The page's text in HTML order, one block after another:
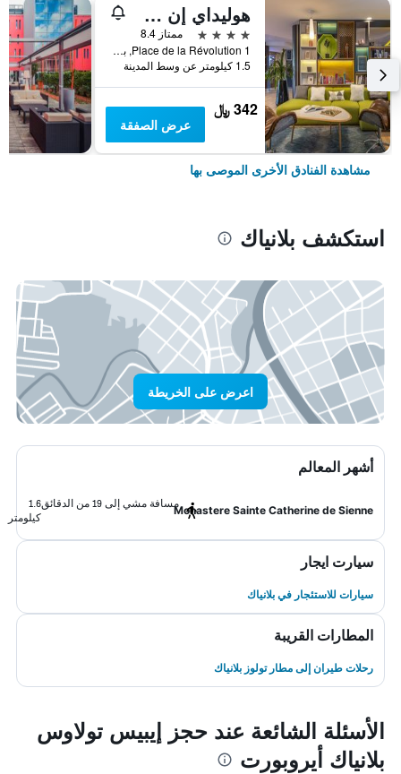
هوليداي إن ت اول وز أيربورا باي آيتش جي
4 نجوم
ممتاز 8.4
1 Place de la Révolution, بلانياك, إقليم غارون العليا, فرنسا
1.5 كيلومتر عن وسط المدينة
342 ﷼
عرض الصفقة
مشاهدة الفنادق الأخرى الموصى بها
استكشف بلانياك
اعرض على الخريطة
أشهر المعالم
Monastere Sainte Catherine de Sienne
مسافة مشي إلى 19 من الدقائق
1.6
كيلومتر
سيارت ايجار
سيارات للاستئجار في بلانياك
المطارات القريبة
رحلات طيران إلى مطار تولوز بلانياك
الأسئلة الشائعة عند حجز إيبيس تولاوس
بلانياك أيروبورت